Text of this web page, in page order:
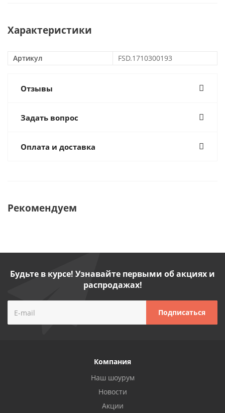
Характеристики
Артикул FSD.1710300193
Отзывы
Задать вопрос
Оплата и доставка
Рекомендуем
Будьте в курсе! Узнавайте первыми об акциях и
распродажах!
Компания
Наш шоурум
Новости
Акции